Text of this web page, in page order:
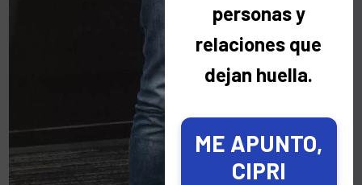
Últimas noticias
No quiero que me recuerdes mañana.
Quiero acordarme de ti hoy ☀️
3 agosto 2026
Hay personas que viven a miles de
personas y
relaciones que
dejan huella.
ME APUNTO,
CIPRI